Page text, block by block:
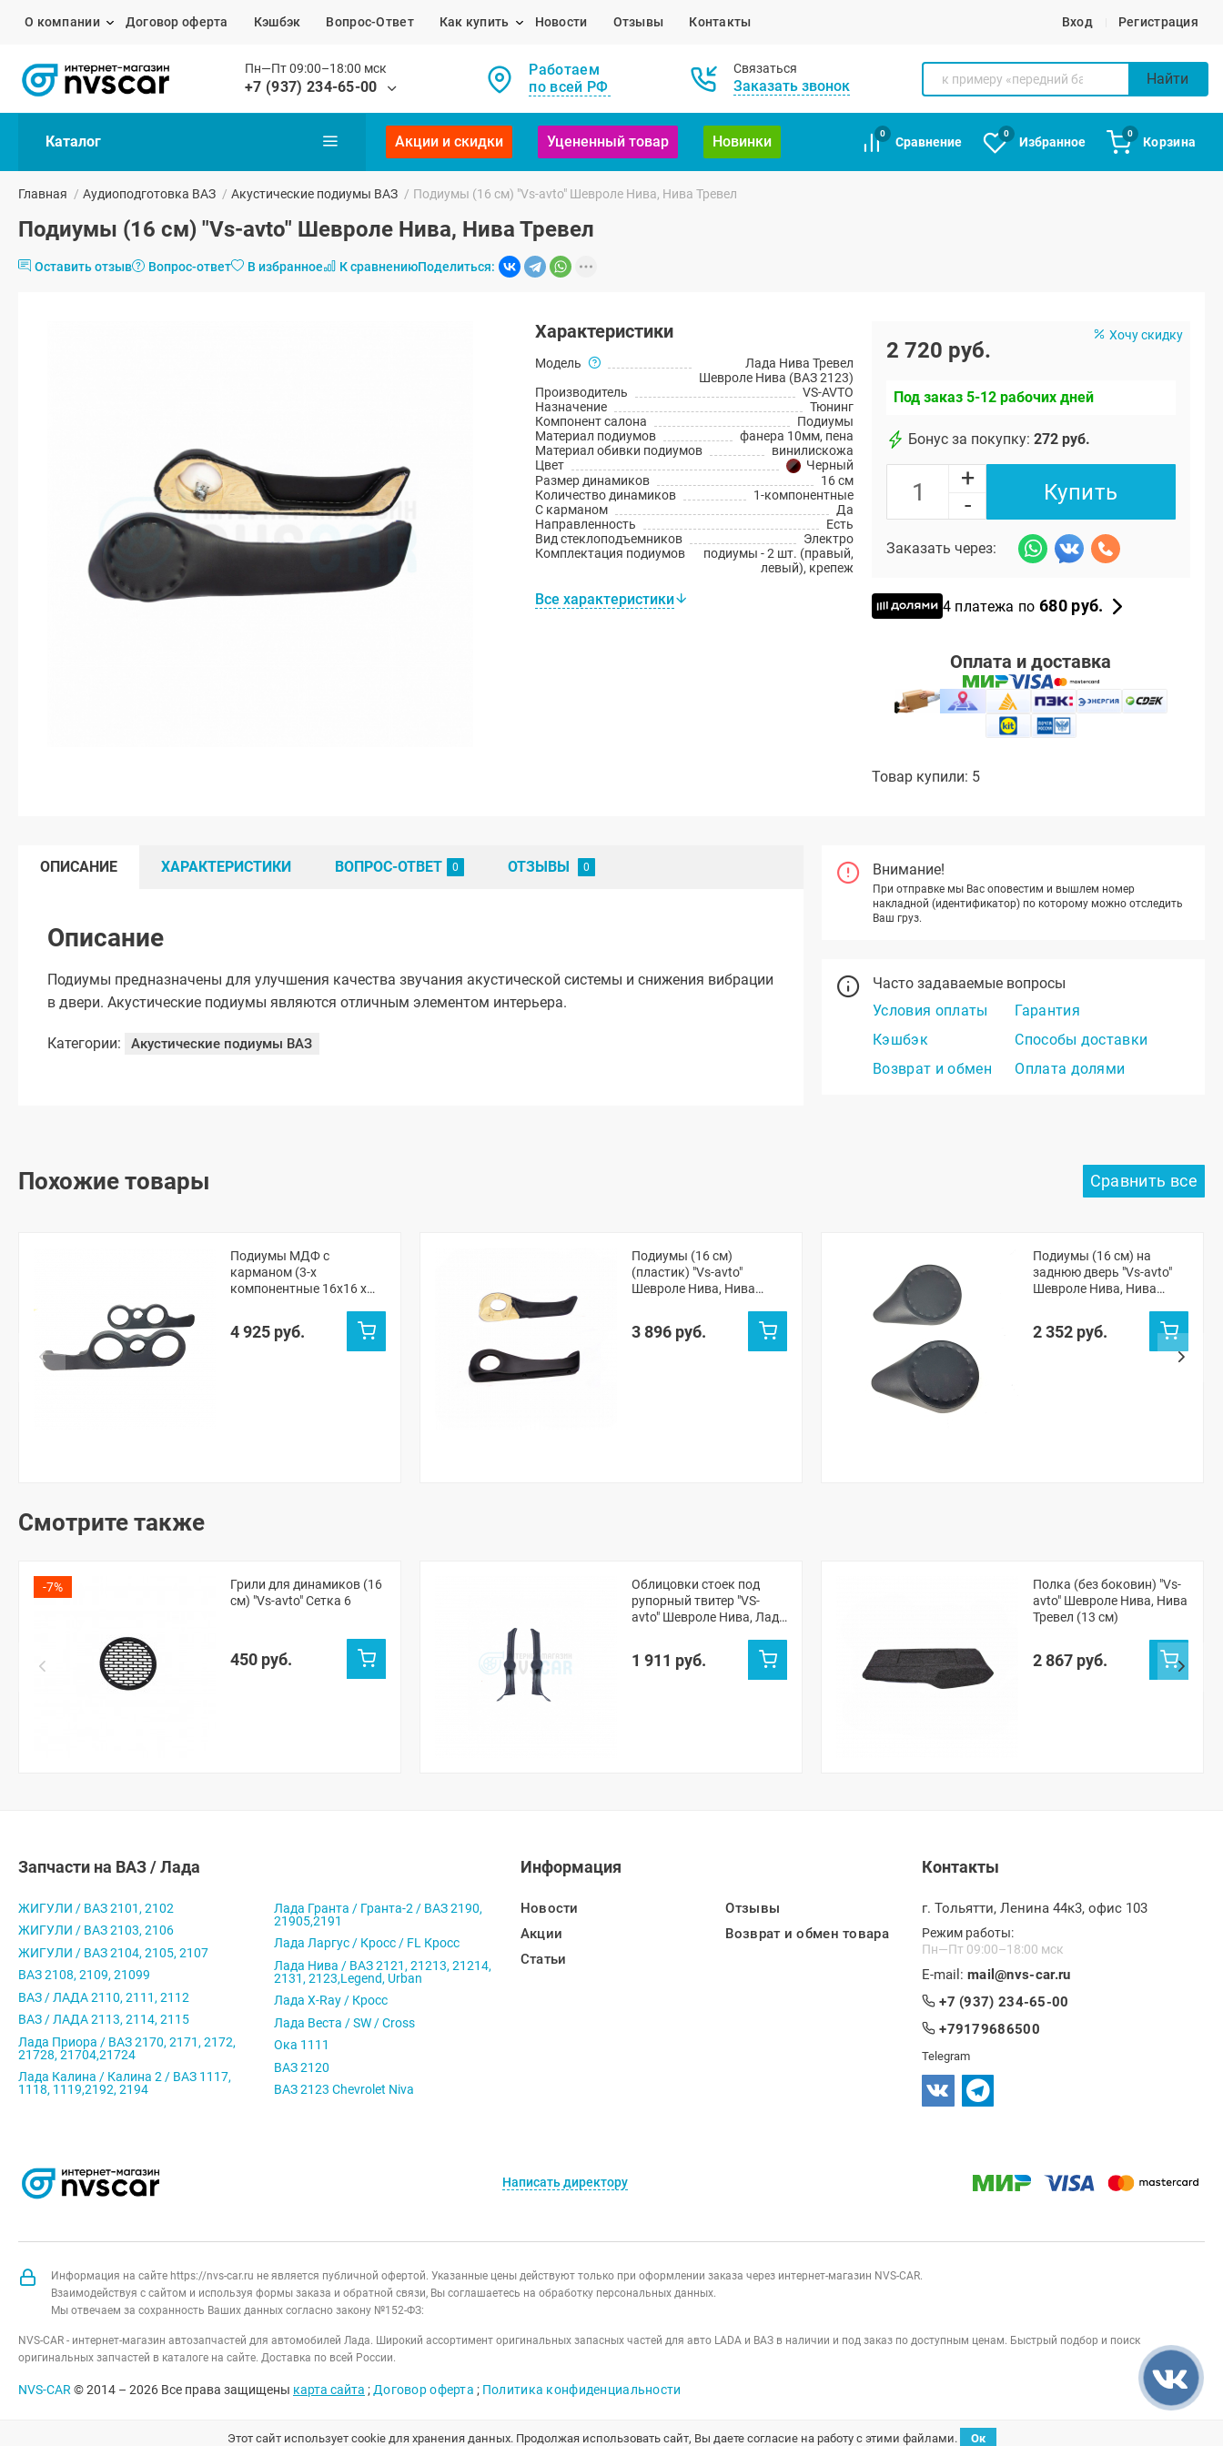
О компании Договор оферта Кэшбэк Вопрос-Ответ Как купить Новости Отзывы Контакты Вход Регистрация
Пн—Пт 09:00–18:00 мск
+7 (937) 234-65-00
Работаем
по всей РФ
Связаться
Заказать звонок Найти
Каталог Акции и скидки Уцененный товар Новинки
0
Сравнение
0
Избранное
0
Корзина
Главная / Аудиоподготовка ВАЗ / Акустические подиумы ВАЗ / Подиумы (16 см) "Vs-avto" Шевроле Нива, Нива Тревел
Подиумы (16 см) "Vs-avto" Шевроле Нива, Нива Тревел
Оставить отзыв Вопрос-ответ В избранное К сравнениюПоделиться:
Характеристики
Модель
Лада Нива Тревел
Шевроле Нива (ВАЗ 2123)
Производитель
VS-AVTO
Назначение
Тюнинг
Компонент салона
Подиумы
Материал подиумов
фанера 10мм, пена
Материал обивки подиумов
винилискожа
Цвет
Черный
Размер динамиков
16 см
Количество динамиков
1-компонентные
С карманом
Да
Направленность
Есть
Вид стеклоподъемников
Электро
Комплектация подиумов
подиумы - 2 шт. (правый,
левый), крепеж
Все характеристики
Хочу скидку
2 720 руб.
Под заказ 5-12 рабочих дней
Бонус за покупку: 272 руб.
+
-
Купить
Заказать через:
4 платежа по 680 руб.
Оплата и доставка
Товар купили: 5
Внимание!
При отправке мы Вас оповестим и вышлем номер
накладной (идентификатор) по которому можно отследить
Ваш груз.
Часто задаваемые вопросы
Условия оплаты
Гарантия
Кэшбэк
Способы доставки
Возврат и обмен
Оплата долями
ОПИСАНИЕ ХАРАКТЕРИСТИКИ ВОПРОС-ОТВЕТ ОТЗЫВЫ
Описание
Подиумы предназначены для улучшения качества звучания акустической системы и снижения вибрации
в двери. Акустические подиумы являются отличным элементом интерьера.
Категории: Акустические подиумы ВАЗ
Похожие товары
Подиумы МДФ с
карманом (3-х
компонентные 16x16 x
avto" ВАЗ 2101, 2105-07,
Нива ЧПУ (без переноса
ручки открывания)
4 925 руб.
Подиумы (16 см)
(пластик) "Vs-avto"
Шевроле Нива, Нива
3 896 руб.
Подиумы (16 см) на
заднюю дверь "Vs-avto"
Шевроле Нива, Нива
2 352 руб.
Смотрите также
-7%
Грили для динамиков (16
см) "Vs-avto" Сетка 6
450 руб.
Облицовки стоек под
рупорный твитер "VS-
avto" Шевроле Нива, Лада
1 911 руб.
Полка (без боковин) "Vs-
avto" Шевроле Нива, Нива
Тревел (13 см)
2 867 руб.
Запчасти на ВАЗ / Лада
ЖИГУЛИ / ВАЗ 2101, 2102
ЖИГУЛИ / ВАЗ 2103, 2106
ЖИГУЛИ / ВАЗ 2104, 2105, 2107
ВАЗ 2108, 2109, 21099
ВАЗ / ЛАДА 2110, 2111, 2112
ВАЗ / ЛАДА 2113, 2114, 2115
Лада Приора / ВАЗ 2170, 2171, 2172,
21728, 21704,21724
Лада Калина / Калина 2 / ВАЗ 1117,
1118, 1119,2192, 2194
Лада Гранта / Гранта-2 / ВАЗ 2190,
21905,2191
Лада Ларгус / Кросс / FL Кросс
Лада Нива / ВАЗ 2121, 21213, 21214,
2131, 2123,Legend, Urban
Лада X-Ray / Кросс
Лада Веста / SW / Cross
Ока 1111
ВАЗ 2120
ВАЗ 2123 Chevrolet Niva
Информация
Новости
Акции
Статьи
Отзывы
Возврат и обмен товара
Контакты
г. Тольятти, Ленина 44к3, офис 103
Режим работы:
Пн—Пт 09:00–18:00 мск
E-mail: mail@nvs-car.ru
+7 (937) 234-65-00
+79179686500
Telegram
Написать директору
Информация на сайте https://nvs-car.ru не является публичной офертой. Указанные цены действуют только при оформлении заказа через интернет-магазин NVS-CAR.
Взаимодействуя с сайтом и используя формы заказа и обратной связи, Вы соглашаетесь на обработку персональных данных.
Мы отвечаем за сохранность Ваших данных согласно закону №152-ФЗ:
NVS-CAR - интернет-магазин автозапчастей для автомобилей Лада. Широкий ассортимент оригинальных запасных частей для авто LADA и ВАЗ в наличии и под заказ по доступным ценам. Быстрый подбор и поиск
оригинальных запчастей в каталоге на сайте. Доставка по всей России.
NVS-CAR © 2014 – 2026 Все права защищены карта сайта ; Договор оферта ; Политика конфиденциальности
Этот сайт использует cookie для хранения данных. Продолжая использовать сайт, Вы даете согласие на работу с этими файлами. Ок